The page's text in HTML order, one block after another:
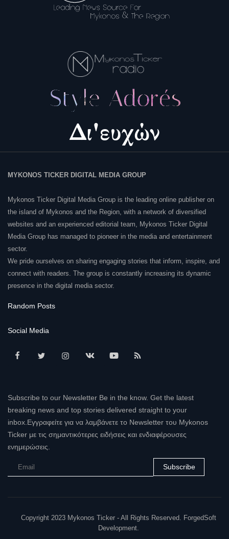
MYKONOS TICKER DIGITAL MEDIA GROUP
Mykonos Ticker Digital Media Group is the leading online publisher on
the island of Mykonos and the Region, with a network of diversified
websites and an experienced editorial team, Mykonos Ticker Digital
Media Group has managed to pioneer in the media and entertainment
sector.
We pride ourselves on sharing engaging stories that inform, inspire, and
connect with readers. The group is constantly increasing its dynamic
presence in the digital media sector.
Random Posts
Social Media
Subscribe to our Newsletter Be in the know. Get the latest
breaking news and top stories delivered straight to your
inbox.Εγγραφείτε για να λαμβάνετε το Newsletter του Mykonos
Ticker με τις σημαντικότερες ειδήσεις και ενδιαφέρουσες
ενημερώσεις.
Subscribe
Copyright 2023 Mykonos Ticker - All Rights Reserved. ForgedSoft
Development.